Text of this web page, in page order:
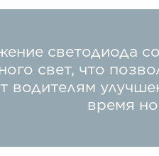
светодиода
свет, что
водителям
время